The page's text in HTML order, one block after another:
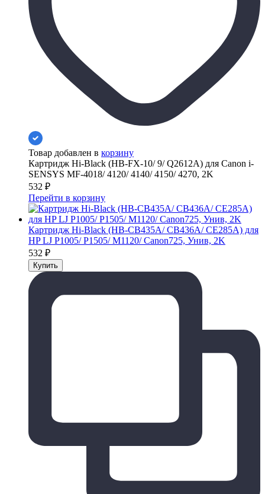
Товар добавлен в корзину
Картридж Hi-Black (HB-FX-10/ 9/ Q2612A) для Canon i-
SENSYS MF-4018/ 4120/ 4140/ 4150/ 4270, 2K
532 ₽
Перейти в корзину
Картридж Hi-Black (HB-CB435A/ CB436A/ CE285A) для
HP LJ P1005/ P1505/ M1120/ Canon725, Унив, 2K
532 ₽